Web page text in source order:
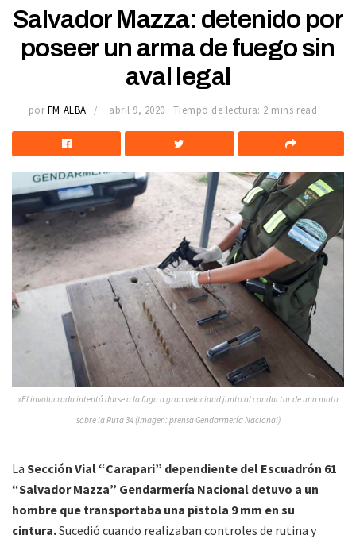
Salvador Mazza: detenido por
poseer un arma de fuego sin
aval legal
por FM ALBA abril 9, 2020 Tiempo de lectura: 2 mins read
»El involucrado intentó darse a la fuga a gran velocidad junto al conductor de una moto
sobre la Ruta 34 (Imagen: prensa Gendarmería Nacional)
La Sección Vial “Carapari” dependiente del Escuadrón 61
“Salvador Mazza” Gendarmería Nacional detuvo a un
hombre que transportaba una pistola 9 mm en su
cintura.Sucedió cuando realizaban controles de rutina y